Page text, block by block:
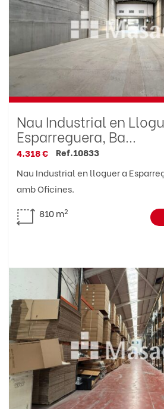
Nau Industrial en
Esparreguera, Ba...
Ref.10833
4.318 €
Nau Industrial en lloguer a
amb Oficines.
810 m2